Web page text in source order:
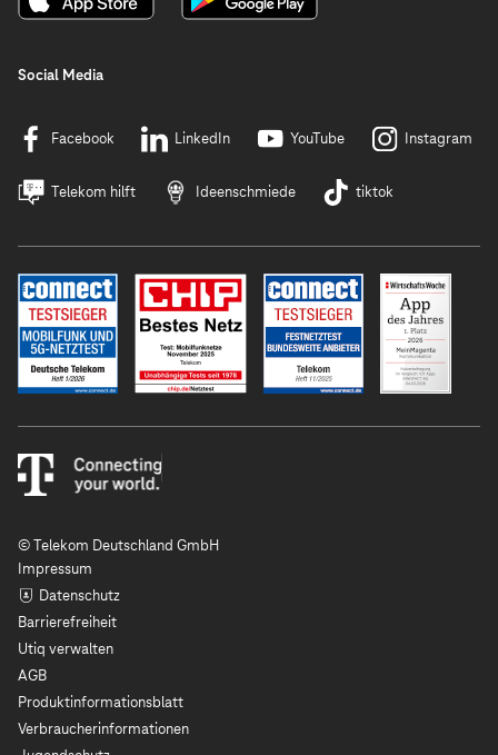
Social Media
Facebook LinkedIn YouTube Instagram
Telekom hilft Ideenschmiede tiktok
© Telekom Deutschland GmbH
Impressum
Datenschutz
Barrierefreiheit
Utiq verwalten
AGB
Produktinformationsblatt
Verbraucherinformationen